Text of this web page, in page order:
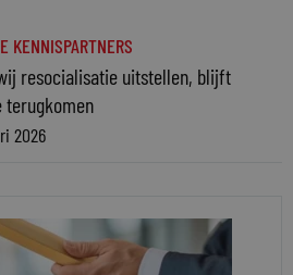
KENNISPARTNERS
resocialisatie uitstellen, blijft
terugkomen
2026